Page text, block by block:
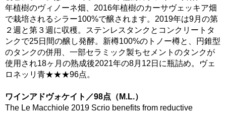
年植樹のヴィノーネ畑、2016年植樹のカーサヴェッキア畑
で栽培されるシラー100%で醸されます。2019年は9月の第
２週と第３週に収穫。ステンレスタンクとコンクリートタ
ンクで25日間の醸し発酵。新樽100%のトノー樽と、円錐型
のタンクの併用、一部セラミック製ちセメントのタンクが
使用され18ヶ月の熟成後2021年の8月12日に瓶詰め。ヴェ
ロネッリ青★★★96点。
ワインアドヴォケイト／98点（M.L.）
The Le Macchiole 2019 Scrio benefits from reductive